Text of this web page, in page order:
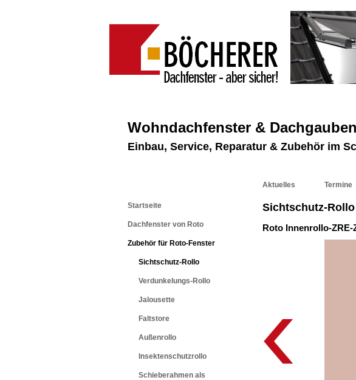
Wohndachfenster & Dachgauben
Einbau, Service, Reparatur & Zubehör im
Startseite
Dachfenster von Roto
Zubehör für Roto-Fenster
Sichtschutz-Rollo
Verdunkelungs-Rollo
Jalousette
Faltstore
Außenrollo
Insektenschutzrollo
Schieberahmen als
Aktuelles Termine
Sichtschutz-
Roto Innenrollo-ZRE-